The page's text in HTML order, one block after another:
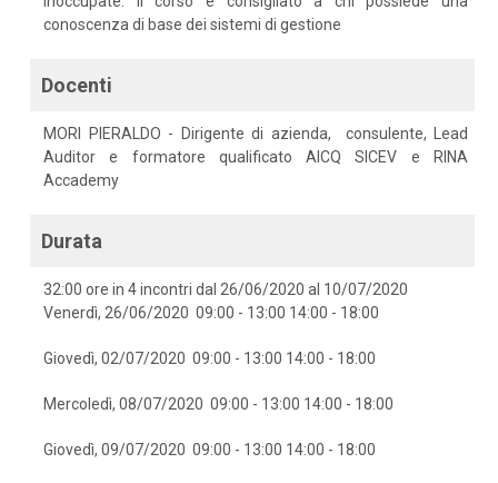
conoscenza di base dei sistemi di gestione
Docenti
MORI PIERALDO - Dirigente di azienda, consulente, Lead
Auditor e formatore qualificato AICQ SICEV e RINA
Accademy
Durata
32:00 ore in 4 incontri dal 26/06/2020 al 10/07/2020
Venerdì, 26/06/2020 09:00 - 13:00 14:00 - 18:00
Giovedì, 02/07/2020 09:00 - 13:00 14:00 - 18:00
Mercoledì, 08/07/2020 09:00 - 13:00 14:00 - 18:00
Giovedì, 09/07/2020 09:00 - 13:00 14:00 - 18:00